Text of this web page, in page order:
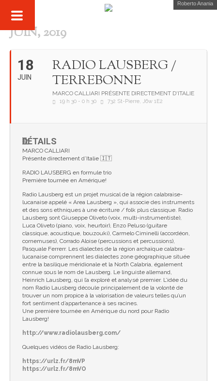
Roberto Anania
JUIN, 2019
18
JUIN
RADIO LAUSBERG /
TERREBONNE
MARCO CALLIARI PRÉSENTE DIRECTEMENT D'ITALIE
19 h 30 - 0 h 30 732 St-Pierre, J6w 1E2
DÉTAILS
MARCO CALLIARI
Présente directement d’Italie 🇮🇹
RADIO LAUSBERG en formule trio
Première tournée en Amérique!
Radio Lausberg est un projet musical de la région calabraise-
lucanaise appelé « Area Lausberg », qui associe des instruments
et des sons ethniques à une écriture / folk plus classique. Radio
Lausberg sont Giuseppe Oliveto (voix, multi-instrumentiste),
Luca Oliveto (piano, voix, heurtoir), Enzo Peluso (guitare
classique, acoustique, bouzouki), Carmelo Ciminelli (accordéon,
cornemuses), Corrado Aloise (percussions et percussions),
Pasquale Ferrerr. Les dialectes de la région archaïque calabra-
lucanaise comprennent les dialectes zone géographique située
entre la basilique méridionale et la North Calabria, également
connue sous le nom de Lausberg. Le linguiste allemand,
Heinrich Lausberg, qui l’a exploré et analysé premier. L’idée du
nom Radio Lausberg découle principalement de la volonté de
trouver un nom propice à la valorisation de valeurs telles qu’un
fort sentiment d’appartenance à ses racines.
Une première tournée en Amérique du nord pour Radio
Lausberg!
http://www.radiolausberg.com/
Quelques vidéos de Radio Lausberg:
https://urlz.fr/8mVP
https://urlz.fr/8mVO